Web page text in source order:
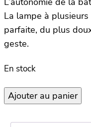
La lampe à plusieurs
parfaite, du plus
geste.
En stock
quantité
de
Ajouter au panier